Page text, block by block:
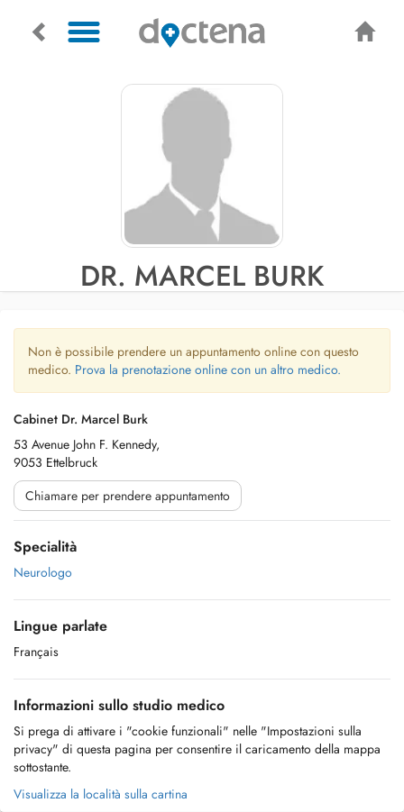
DR. MARCEL BURK
Non è possibile prendere un appuntamento online con questo
medico. Prova la prenotazione online con un altro medico.
Cabinet Dr. Marcel Burk
53 Avenue John F. Kennedy,
9053 Ettelbruck
Chiamare per prendere appuntamento
Specialità
Neurologo
Lingue parlate
Français
Informazioni sullo studio medico
Si prega di attivare i "cookie funzionali" nelle "Impostazioni sulla
privacy" di questa pagina per consentire il caricamento della mappa
sottostante.
Visualizza la località sulla cartina